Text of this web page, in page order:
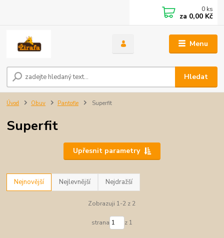
Menu
Hledat
0 ks
za 0,00 Kč
Úvod Obuv Pantofle Superfit
Superfit
Upřesnit parametry
Nejnovější Nejlevnější Nejdražší
Zobrazuji 1-2 z 2
strana z 1